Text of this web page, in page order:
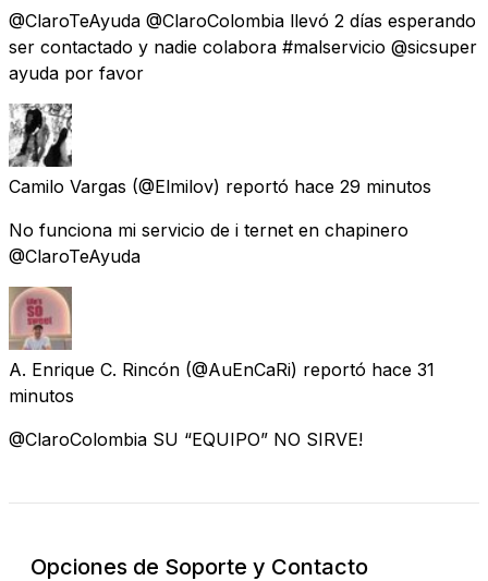
@ClaroTeAyuda @ClaroColombia llevó 2 días esperando
ser contactado y nadie colabora #malservicio @sicsuper
ayuda por favor
Camilo Vargas (@Elmilov) reportó hace 29 minutos
No funciona mi servicio de i ternet en chapinero
@ClaroTeAyuda
A. Enrique C. Rincón (@AuEnCaRi) reportó hace 31
minutos
@ClaroColombia SU “EQUIPO” NO SIRVE!
Opciones de Soporte y Contacto